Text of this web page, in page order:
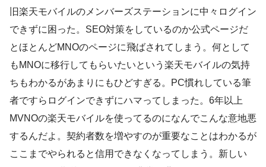
旧楽天モバイルのメンバーズステーションに中々ログイン
できずに困った。SEO対策をしているのか公式ページだ
とほとんどMNOのページに飛ばされてしまう。何として
もMNOに移行してもらいたいという楽天モバイルの気持
ちもわかるがあまりにもひどすぎる。PC慣れしている筆
者ですらログインできずにハマってしまった。6年以上
MVNOの楽天モバイルを使ってるのになんでこんな意地悪
するんだよ。契約者数を増やすのが重要なことはわかるが
ここまでやられると信用できなくなってしまう。新しい